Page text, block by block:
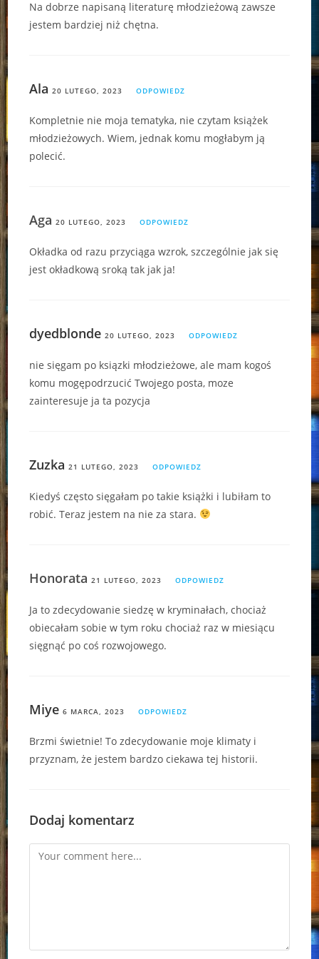
Na dobrze napisaną literaturę młodzieżową zawsze
jestem bardziej niż chętna.
Ala 20 LUTEGO, 2023 ODPOWIEDZ
Kompletnie nie moja tematyka, nie czytam książek
młodzieżowych. Wiem, jednak komu mogłabym ją
polecić.
Aga20 LUTEGO, 2023 ODPOWIEDZ
Okładka od razu przyciąga wzrok, szczególnie jak się
jest okładkową sroką tak jak ja!
dyedblonde 20 LUTEGO, 2023 ODPOWIEDZ
nie sięgam po ksiązki młodzieżowe, ale mam kogoś
komu mogępodrzucić Twojego posta, moze
zainteresuje ja ta pozycja
Zuzka 21 LUTEGO, 2023 ODPOWIEDZ
Kiedyś często sięgałam po takie książki i lubiłam to
robić. Teraz jestem na nie za stara.
Honorata21 LUTEGO, 2023 ODPOWIEDZ
Ja to zdecydowanie siedzę w kryminałach, chociaż
obiecałam sobie w tym roku chociaż raz w miesiącu
sięgnąć po coś rozwojowego.
Miye 6 MARCA, 2023 ODPOWIEDZ
Brzmi świetnie! To zdecydowanie moje klimaty i
przyznam, że jestem bardzo ciekawa tej historii.
Dodaj komentarz
Comment